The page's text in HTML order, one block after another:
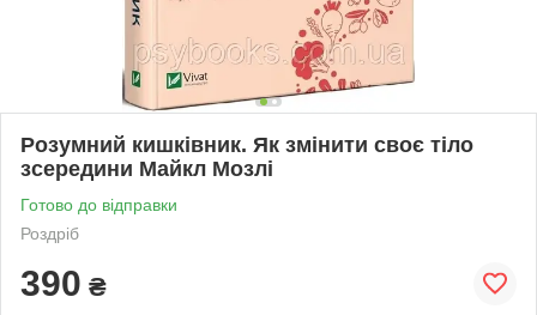
Розумний кишківник. Як змінити своє тіло
зсередини Майкл Мозлі
Готово до відправки
Роздріб
390 ₴